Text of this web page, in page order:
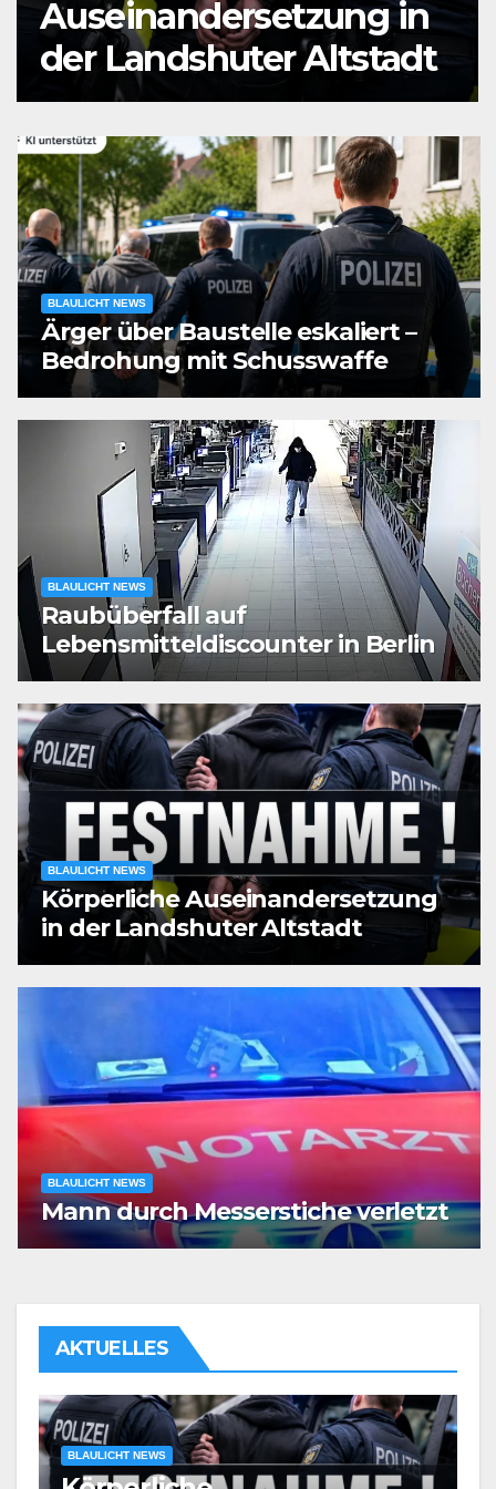
Auseinandersetzung in
der Landshuter Altstadt
BLAULICHT NEWS
Ärger über Baustelle eskaliert –
Bedrohung mit Schusswaffe
BLAULICHT NEWS
Raubüberfall auf
Lebensmitteldiscounter in Berlin
BLAULICHT NEWS
Körperliche Auseinandersetzung
in der Landshuter Altstadt
BLAULICHT NEWS
Mann durch Messerstiche verletzt
AKTUELLES
BLAULICHT NEWS